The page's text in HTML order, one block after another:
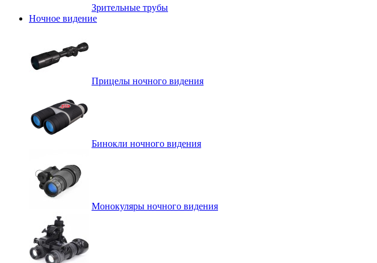
Зрительные трубы
Ночное видение
Прицелы ночного видения
Бинокли ночного видения
Монокуляры ночного видения